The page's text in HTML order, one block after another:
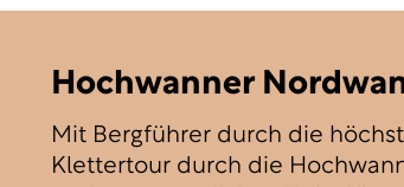
Hochwanner
Mit Bergführer durch die
Klettertour durch die